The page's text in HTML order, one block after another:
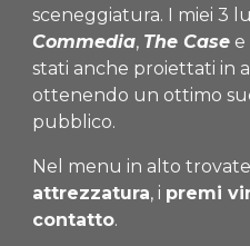
sceneggiatura. I miei 3
Commedia, The Case e
stati anche proiettati in
ottenendo un ottimo
pubblico.
Nel menu in alto
attrezzatura, i premi
contatto.